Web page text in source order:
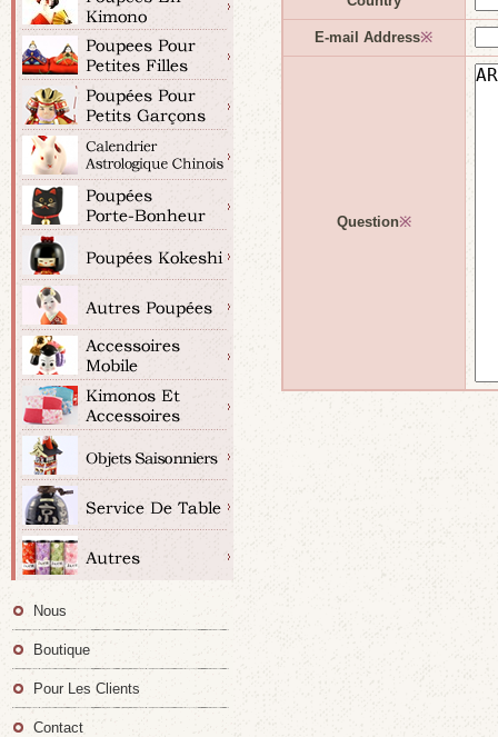
E-mail Address※
Question※
Nous
Boutique
Pour Les Clients
Contact